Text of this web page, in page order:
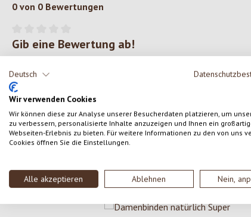
Deutsch
Wir verwenden Cookies
Wir können diese zur Analyse unserer Besucherdaten platzieren, um
zu verbessern, personalisierte Inhalte anzuzeigen und Ihnen ein
Webseiten-Erlebnis zu bieten. Für weitere Informationen zu den von uns
Cookies öffnen Sie die Einstellungen.
Alle akzeptieren Ablehnen Nein,
0 von 0 Bewertungen
Durchschnittliche Bewertung von 0 von 5 Sternen
Gib eine Bewertung ab!
Teile deine Erfahrungen mit dem Produkt mit anderen
Kunden.
SCHREIBE EINE BEWERTUNG
Produktgalerie überspringen